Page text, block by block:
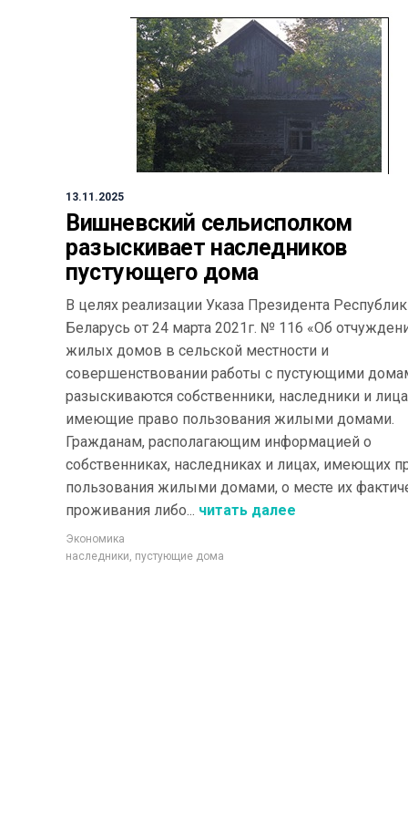
13.11.2025
Вишневский сельисполком
разыскивает наследников
пустующего дома
В целях реализации Указа Президента
Беларусь от 24 марта 2021г. № 116 «Об
жилых домов в сельской местности и
совершенствовании работы с пустующими
разыскиваются собственники, наследники и
имеющие право пользования жилыми домами.
Гражданам, располагающим информацией о
собственниках, наследниках и лицах, имеющих
пользования жилыми домами, о месте их
проживания либо... читать далее
Экономика
наследники, пустующие дома